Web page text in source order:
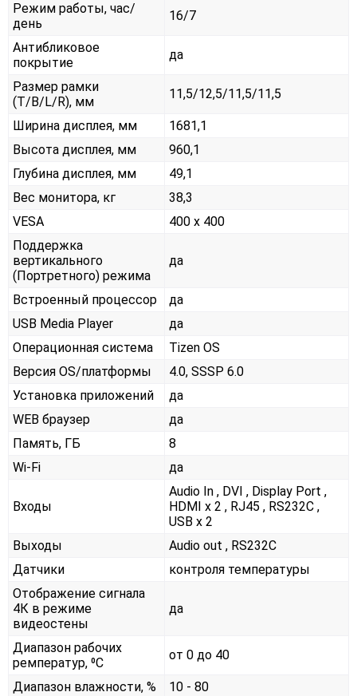
Режим работы, час/
день
16/7
Антибликовое
покрытие
да
Размер рамки
(T/B/L/R), мм
11,5/12,5/11,5/11,5
Ширина дисплея, мм
1681,1
Высота дисплея, мм
960,1
Глубина дисплея, мм
49,1
Вес монитора, кг
38,3
VESA
400 x 400
Поддержка
вертикального
(Портретного) режима
да
Встроенный процессор
да
USB Media Player
да
Операционная система
Tizen OS
Версия OS/платформы
4.0, SSSP 6.0
Установка приложений
да
WEB браузер
да
Память, ГБ
8
Wi-Fi
да
Входы
Audio In , DVI , Display Port ,
HDMI x 2 , RJ45 , RS232С ,
USB x 2
Выходы
Audio out , RS232С
Датчики
контроля температуры
Отображение сигнала
4К в режиме
видеостены
да
Диапазон рабочих
ремператур, ⁰С
от 0 до 40
Диапазон влажности, %
10 - 80